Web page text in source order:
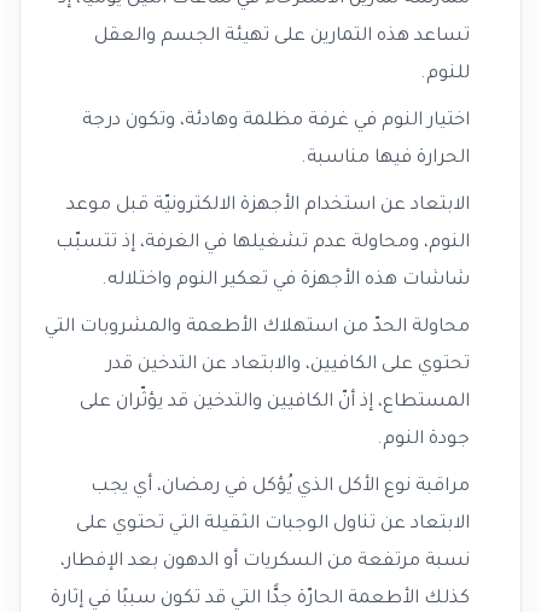
تساعد هذه التمارين على تهيئة الجسم والعقل
للنوم.
اختيار النوم في غرفة مظلمة وهادئة، وتكون درجة
الحرارة فيها مناسبة.
الابتعاد عن استخدام الأجهزة الالكترونيّة قبل موعد
النوم، ومحاولة عدم تشغيلها في الغرفة، إذ تتسبّب
شاشات هذه الأجهزة في تعكير النوم واختلاله.
محاولة الحدّ من استهلاك الأطعمة والمشروبات التي
تحتوي على الكافيين، والابتعاد عن التدخين قدر
المستطاع، إذ أنّ الكافيين والتدخين قد يؤثّران على
جودة النوم.
مراقبة نوع الأكل الذي يُؤكل في رمضان، أي يجب
الابتعاد عن تناول الوجبات الثقيلة التي تحتوي على
نسبة مرتفعة من السكريات أو الدهون بعد الإفطار،
كذلك الأطعمة الحارّة جدًّا التي قد تكون سببًا في إثارة